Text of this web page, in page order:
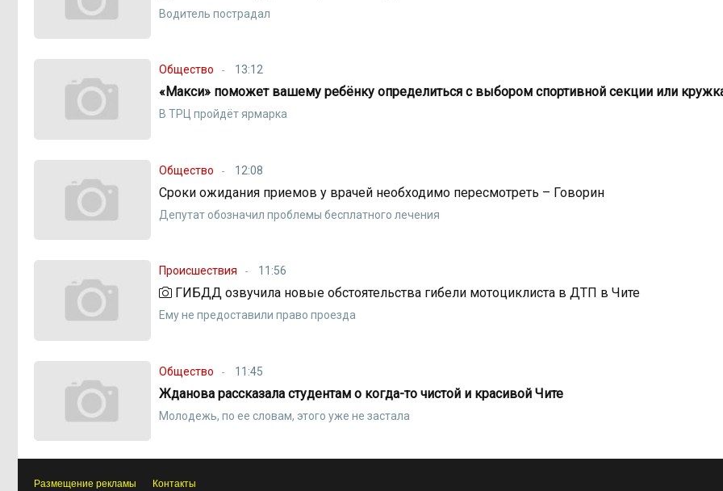
Водитель пострадал
Общество 13:12
«Макси» поможет вашему ребёнку определиться с выбором спортивной секции или
В ТРЦ пройдёт ярмарка
Общество 12:08
Сроки ожидания приемов у врачей необходимо пересмотреть – Говорин
Депутат обозначил проблемы бесплатного лечения
Происшествия 11:56
ГИБДД озвучила новые обстоятельства гибели мотоциклиста в ДТП в Чите
Ему не предоставили право проезда
Общество 11:45
Жданова рассказала студентам о когда-то чистой и красивой Чите
Молодежь, по ее словам, этого уже не застала
Размещение рекламы Контакты